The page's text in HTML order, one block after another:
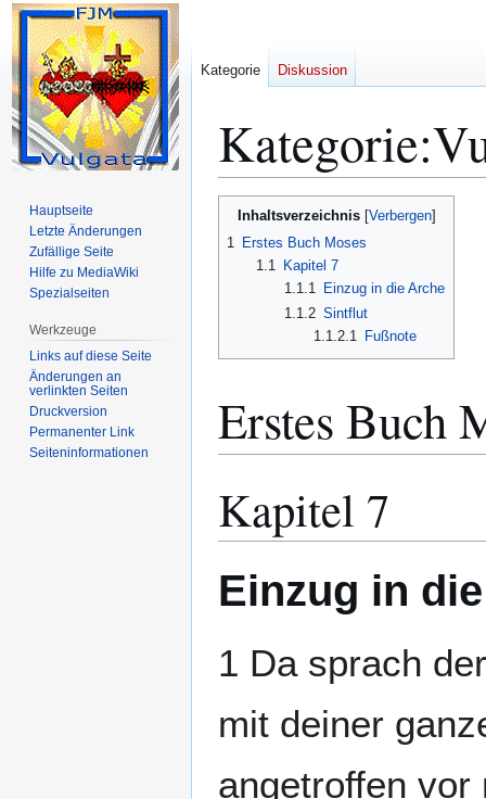
Kategorie:
Zur
Zur
Inhaltsverzeichnis
1 Erstes Buch Moses
1.1
Kapitel 7
1.1.1 Einzug in die Arche
1.1.2 Sintflut
1.1.2.1
Fußnote
Erstes Buch
Kapitel 7
Einzug in
1 Da sprach
mit deiner
angetroffen vor
Kategorie Diskussion
Hauptseite
Letzte Änderungen
Zufällige Seite
Hilfe zu MediaWiki
Spezialseiten
Werkzeuge
Links auf diese Seite
Änderungen an
verlinkten Seiten
Druckversion
Permanenter Link
Seiten­­informationen